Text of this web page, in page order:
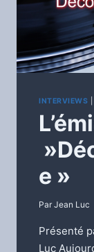
INTERVIEWS
e »
Par Jean Luc
Présenté
Luc